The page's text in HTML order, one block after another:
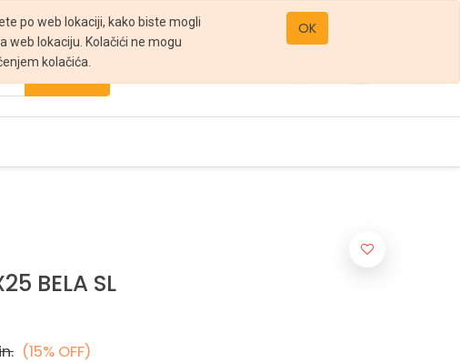
po web lokaciji, kako biste mogli
web lokaciju. Kolačići ne mogu
kolačića.
OK
office@gomarket.rs
BELA SL
(15% OFF)